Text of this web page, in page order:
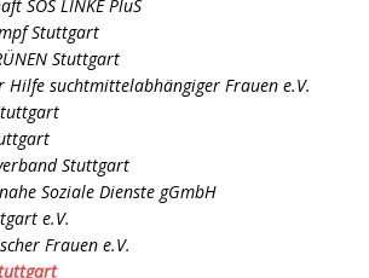
SÖS LINKE PluS
Stuttgart
Stuttgart
Hilfe suchtmittelabhängiger Frauen e.V.
Stuttgart
Soziale Dienste gGmbH
e.V.
Frauen e.V.